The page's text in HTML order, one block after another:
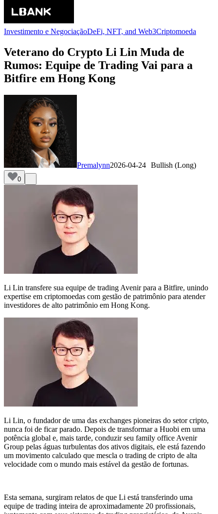
Investimento e NegociaçãoDeFi, NFT, and Web3Criptomoeda
Veterano do Crypto Li Lin Muda de
Rumos: Equipe de Trading Vai para a
Bitfire em Hong Kong
Premalynn2026-04-24 Bullish (Long)
0
Li Lin transfere sua equipe de trading Avenir para a Bitfire, unindo
expertise em criptomoedas com gestão de patrimônio para atender
investidores de alto patrimônio em Hong Kong.
Li Lin, o fundador de uma das exchanges pioneiras do setor cripto,
nunca foi de ficar parado. Depois de transformar a Huobi em uma
potência global e, mais tarde, conduzir seu family office Avenir
Group pelas águas turbulentas dos ativos digitais, ele está fazendo
um movimento calculado que mescla o trading de cripto de alta
velocidade com o mundo mais estável da gestão de fortunas.
Esta semana, surgiram relatos de que Li está transferindo uma
equipe de trading inteira de aproximadamente 20 profissionais,